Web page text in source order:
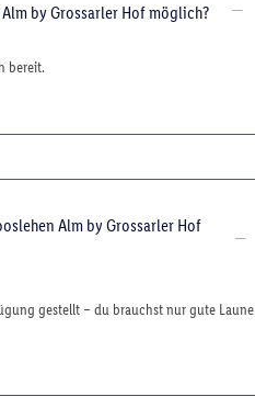
by Grossarler Hof möglich?
bereit.
Alm by Grossarler Hof
gestellt – du brauchst nur gute Laune